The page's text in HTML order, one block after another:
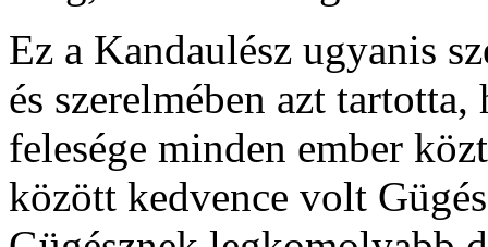
Ez a Kandaulész ugyanis
és szerelmében azt
felesége minden ember
között kedvence volt